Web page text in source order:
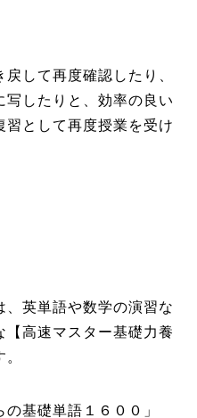
して再度確認したり、
したりと、効率の良い
として再度授業を受け
英単語や数学の演習な
【高速マスター基礎力養
基礎単語１６００」